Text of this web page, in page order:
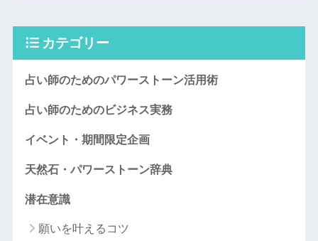
カテゴリー
占い師のためのパワーストーン活用術
占い師のためのビジネス実務
イベント・期間限定企画
天然石・パワーストーン辞典
潜在意識
願いを叶えるコツ